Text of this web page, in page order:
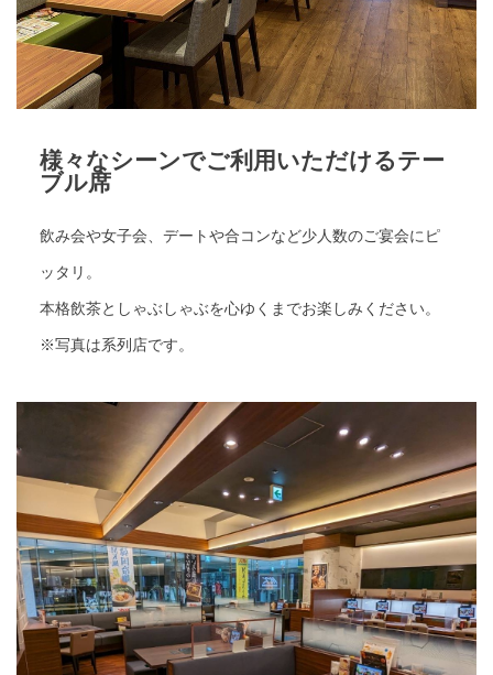
様々なシーンでご利用いただけるテー
ブル席
飲み会や女子会、デートや合コンなど少人数のご宴会にピ
ッタリ。
本格飲茶としゃぶしゃぶを心ゆくまでお楽しみください。
※写真は系列店です。